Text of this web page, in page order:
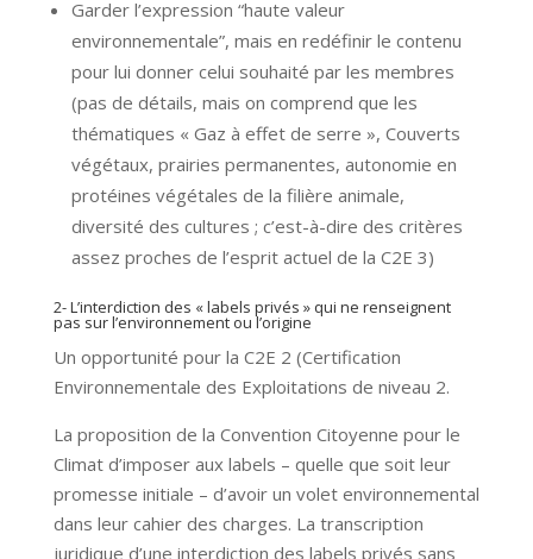
Garder l’expression “haute valeur
environnementale”, mais en redéfinir le contenu
pour lui donner celui souhaité par les membres
(pas de détails, mais on comprend que les
thématiques « Gaz à effet de serre », Couverts
végétaux, prairies permanentes, autonomie en
protéines végétales de la filière animale,
diversité des cultures ; c’est-à-dire des critères
assez proches de l’esprit actuel de la C2E 3)
2- L’interdiction des « labels privés » qui ne renseignent
pas sur l’environnement ou l’origine
Un opportunité pour la C2E 2 (Certification
Environnementale des Exploitations de niveau 2.
La proposition de la Convention Citoyenne pour le
Climat d’imposer aux labels – quelle que soit leur
promesse initiale – d’avoir un volet environnemental
dans leur cahier des charges. La transcription
juridique d’une interdiction des labels privés sans